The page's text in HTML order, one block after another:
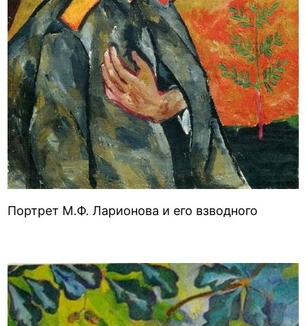
Портрет М.Ф. Ларионова и его взводного